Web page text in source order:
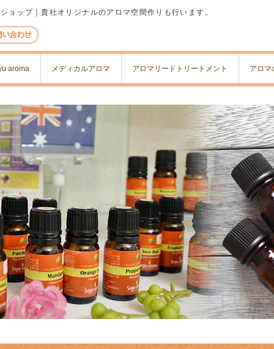
ョップ｜貴社オリジナルのアロマ空間作りも行います。
aroma メディカルアロマ アロマリードトリートメント アロマ